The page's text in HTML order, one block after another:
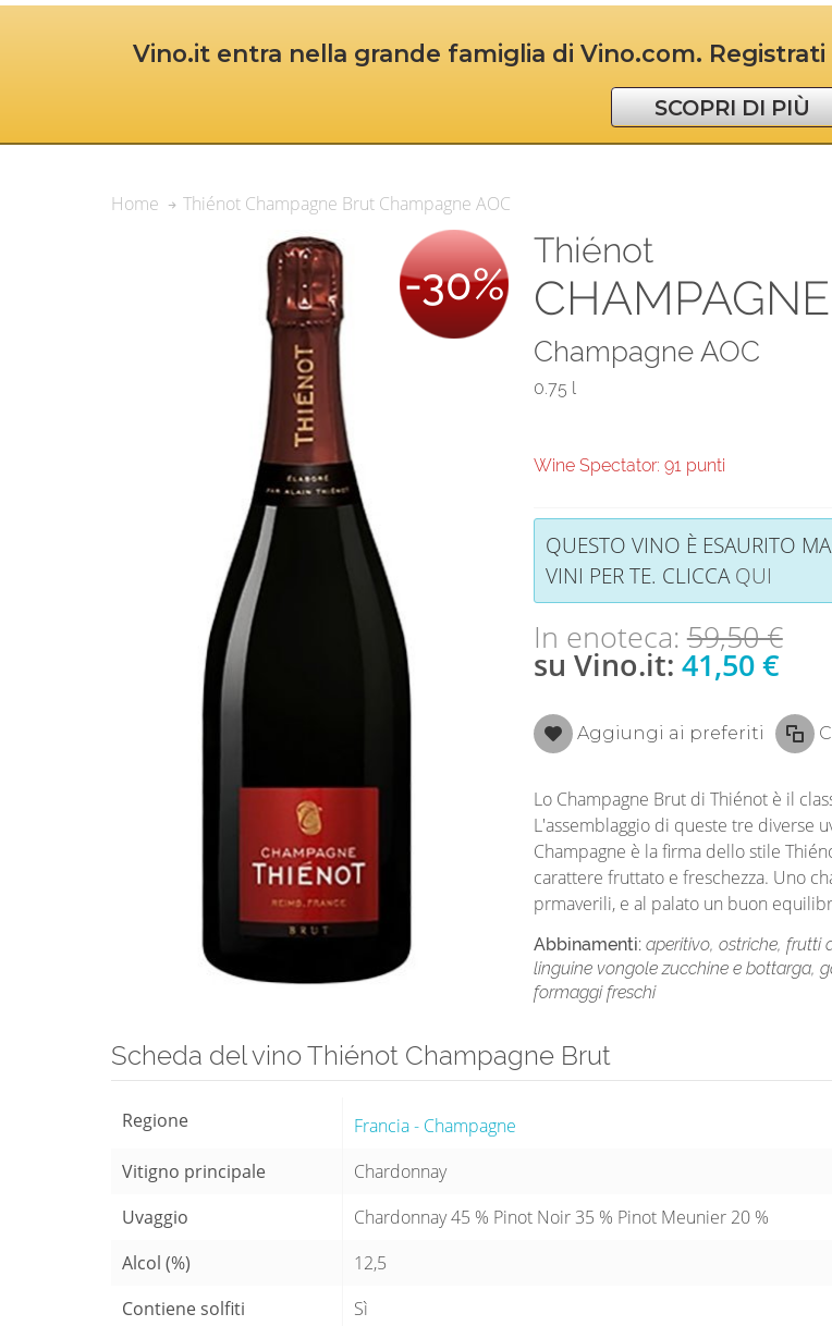
Vino.it entra nella grande famiglia di Vino.com.
SCOPRI DI PIÙ
Home Thiénot Champagne Brut Champagne AOC
-30%
Thiénot
Champagne AOC
0.75 l
Wine Spectator: 91 punti
QUESTO VINO È ESAURITO
VINI PER TE. CLICCAQUI
In enoteca:59,50 €
su Vino.it: 41,50 €
Aggiungi ai preferiti
Lo Champagne Brut di Thiénot è il
L'assemblaggio di queste tre diverse
Champagne è la firma dello stile
carattere fruttato e freschezza. Uno
prmaverili, e al palato un buon
Abbinamenti: aperitivo, ostriche, frutti
linguine vongole zucchine e bottarga,
formaggi freschi
Scheda del vino Thiénot Champagne Brut
Regione
Francia - Champagne
Vitigno principale
Chardonnay
Uvaggio
Chardonnay 45 % Pinot Noir 35 % Pinot Meunier 20 %
Alcol (%)
12,5
Contiene solfiti
Sì